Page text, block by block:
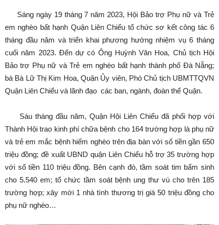
Sáng ngày 19 tháng 7 năm 2023, Hội Bảo trợ Phụ nữ và Trẻ
em nghèo bất hạnh Quận Liên Chiểu tổ chức sơ kết công tác 6
tháng đầu năm và triển khai phương hướng nhiệm vụ 6 tháng
cuối năm 2023. Đến dự có Ông Huỳnh Văn Hoa, Chủ tịch Hội
Bảo trợ Phụ nữ và Trẻ em nghèo bất hạnh thành phố Đà Nẵng;
bà Bà Lữ Thị Kim Hoa, Quận Ủy viên, Phó Chủ tịch UBMTTQVN
Quận Liên Chiểu và lãnh đạo các ban, ngành, đoàn thể Quận.
Sáu tháng đầu năm, Quận Hội Liên Chiểu đã phối hợp với
Thành Hội trao kinh phí chữa bệnh cho 164 trường hợp là phụ nữ
và trẻ em mắc bệnh hiểm nghèo trên địa bàn với số tiền gần 650
triệu đồng; đề xuất UBND quận Liên Chiểu hỗ trợ 35 trường hợp
với số tiền 110 triệu đồng. Bên cạnh đó, tầm soát tim bẩm sinh
cho 5.540 em; tổ chức tầm soát bệnh ung thư vú cho trên 185
trường hợp; xây mới 1 nhà tình thương trị giá 50 triệu đồng cho
phụ nữ nghèo…